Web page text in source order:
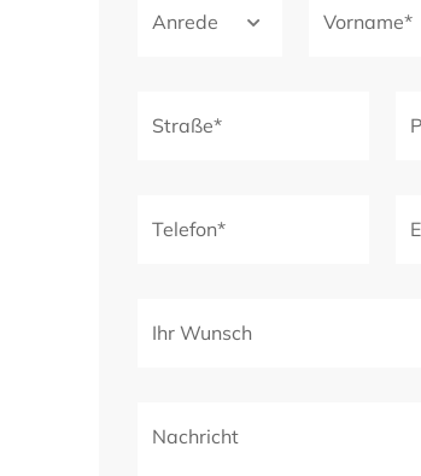
Anrede Vorname*
Straße*
Telefon*
Ihr Wunsch
Nachricht